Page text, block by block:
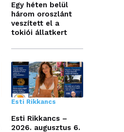
Egy héten belül
három oroszlánt
veszített el a
tokiói állatkert
Esti Rikkancs
Esti Rikkancs –
2026. augusztus 6.